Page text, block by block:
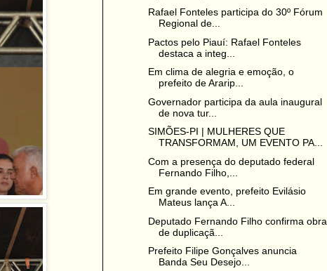
Rafael Fonteles participa do 30º Fórum
Regional de...
Pactos pelo Piauí: Rafael Fonteles
destaca a integ...
Em clima de alegria e emoção, o
prefeito de Ararip...
Governador participa da aula inaugural
de nova tur...
SIMÕES-PI | MULHERES QUE
TRANSFORMAM, UM EVENTO PA...
Com a presença do deputado federal
Fernando Filho,...
Em grande evento, prefeito Evilásio
Mateus lança A...
Deputado Fernando Filho confirma obra
de duplicaçã...
Prefeito Filipe Gonçalves anuncia
Banda Seu Desejo...